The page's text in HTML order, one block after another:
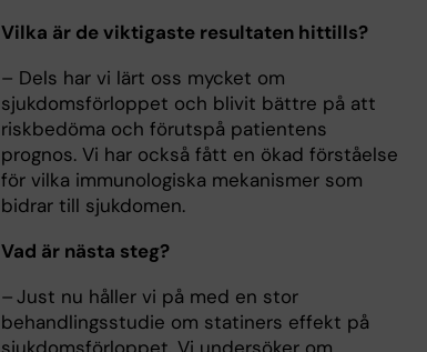
Vilka är de viktigaste resultaten hittills?
– Dels har vi lärt oss mycket om
sjukdomsförloppet och blivit bättre på att
riskbedöma och förutspå patientens
prognos. Vi har också fått en ökad förståelse
för vilka immunologiska mekanismer som
bidrar till sjukdomen.
Vad är nästa steg?
– Just nu håller vi på med en stor
behandlingsstudie om statiners effekt på